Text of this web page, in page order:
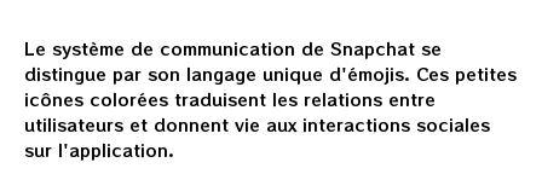
Le système de communication de Snapchat se
distingue par son langage unique d'émojis. Ces petites
icônes colorées traduisent les relations entre
utilisateurs et donnent vie aux interactions sociales
sur l'application.